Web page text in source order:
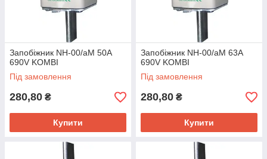
Запобіжник NH-00/aM 50A
690V KOMBI
Під замовлення
280,80 ₴
Купити
Запобіжник NH-00/aM 63A
690V KOMBI
Під замовлення
280,80 ₴
Купити